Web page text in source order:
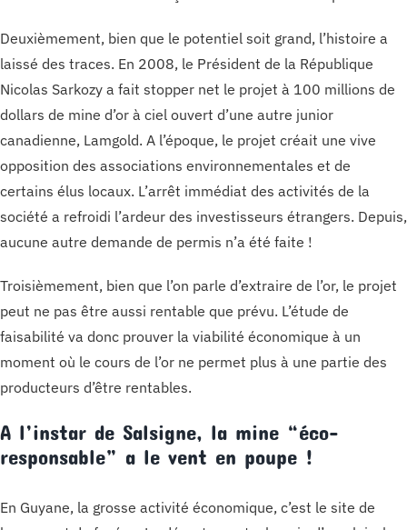
Deuxièmement, bien que le potentiel soit grand, l’histoire a
laissé des traces. En 2008, le Président de la République
Nicolas Sarkozy a fait stopper net le projet à 100 millions de
dollars de mine d’or à ciel ouvert d’une autre junior
canadienne, Lamgold. A l’époque, le projet créait une vive
opposition des associations environnementales et de
certains élus locaux. L’arrêt immédiat des activités de la
société a refroidi l’ardeur des investisseurs étrangers. Depuis,
aucune autre demande de permis n’a été faite !
Troisièmement, bien que l’on parle d’extraire de l’or, le projet
peut ne pas être aussi rentable que prévu. L’étude de
faisabilité va donc prouver la viabilité économique à un
moment où le cours de l’or ne permet plus à une partie des
producteurs d’être rentables.
A l’instar de Salsigne, la mine “éco-
responsable” a le vent en poupe !
En Guyane, la grosse activité économique, c’est le site de